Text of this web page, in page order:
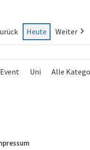
Heute Weiter
Uni
Alle